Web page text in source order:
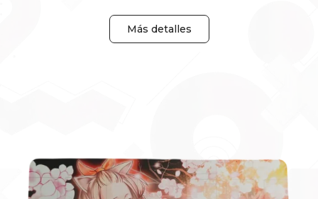
Más detalles